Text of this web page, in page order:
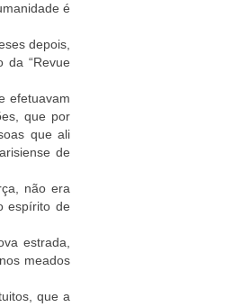
é
depois,
“Revue
efetuavam
que por
que ali
de
não era
espírito de
estrada,
meados
que a